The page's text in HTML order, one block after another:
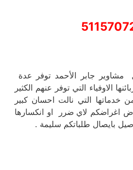
جابر الأحمد توفر عدة
الاوفياء التي توفر عنهم الكثير
خدماتها التي نالت احسان كبير
اغراضكم لاي ضرر او انكسارها
بايصال طلباتكم سليمة .